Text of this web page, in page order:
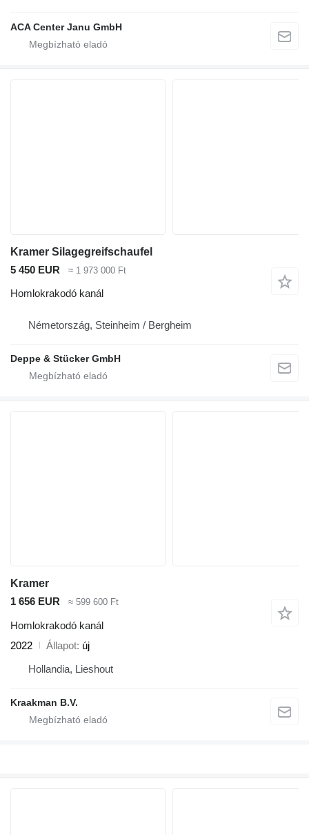
ACA Center Janu GmbH
Kramer Silagegreifschaufel
5 450 EUR
≈ 1 973 000 Ft
Homlokrakodó kanál
Németország, Steinheim / Bergheim
Deppe & Stücker GmbH
Kramer
1 656 EUR
≈ 599 600 Ft
Homlokrakodó kanál
2022
Állapot új
Hollandia, Lieshout
Kraakman B.V.